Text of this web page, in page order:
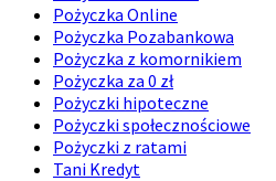
Pożyczka Online
Pożyczka Pozabankowa
Pożyczka z komornikiem
Pożyczka za 0 zł
Pożyczki hipoteczne
Pożyczki społecznościowe
Pożyczki z ratami
Tani Kredyt